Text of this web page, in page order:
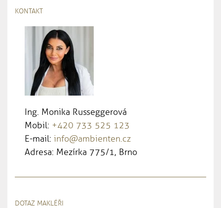
KONTAKT
Ing. Monika Russeggerová
Mobil: +420 733 525 123
E-mail: info@ambienten.cz
Adresa: Mezírka 775/1, Brno
DOTAZ MAKLÉŘI